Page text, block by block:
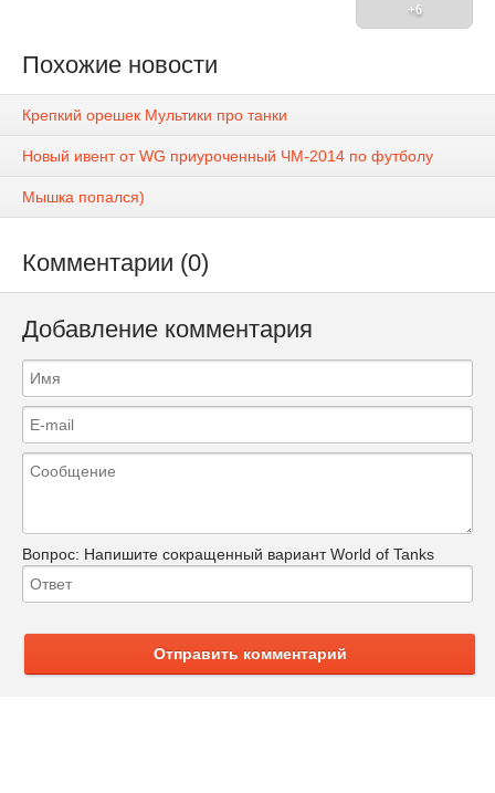
+6
Похожие новости
Крепкий орешек Мультики про танки
Новый ивент от WG приуроченный ЧМ-2014 по футболу
Мышка попался)
Комментарии (0)
Добавление комментария
Вопрос: Напишите сокращенный вариант World of Tanks
Отправить комментарий